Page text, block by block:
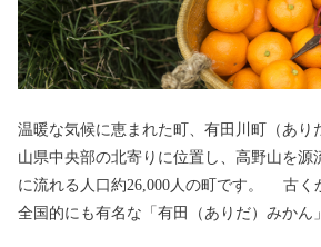
温暖な気候に恵まれた町、有田川町（あり
山県中央部の北寄りに位置し、高野山を源
に流れる人口約26,000人の町です。 古く
全国的にも有名な「有田（ありだ）みかん